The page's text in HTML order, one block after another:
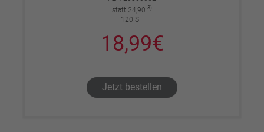
statt 24,90 3)
120 ST
18,99€
Jetzt bestellen